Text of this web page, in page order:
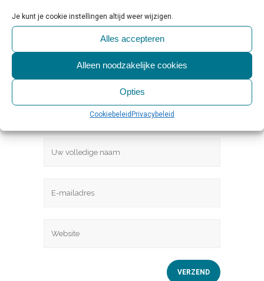
Je kunt je cookie instellingen altijd weer wijzigen.
Alles accepteren
Alleen noodzakelijke cookies
Opties
CookiebeleidPrivacybeleid
Geef een reactie